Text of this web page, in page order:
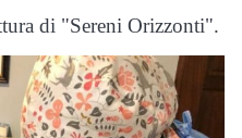
di "Sereni Orizzonti".